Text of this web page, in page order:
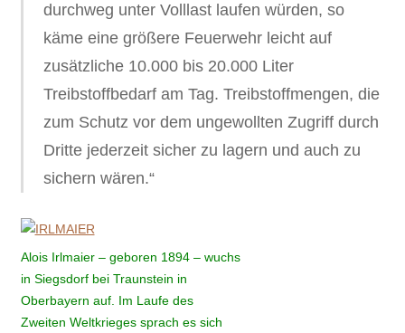
durchweg unter Volllast laufen würden, so
käme eine größere Feuerwehr leicht auf
zusätzliche 10.000 bis 20.000 Liter
Treibstoffbedarf am Tag. Treibstoffmengen, die
zum Schutz vor dem ungewollten Zugriff durch
Dritte jederzeit sicher zu lagern und auch zu
sichern wären.“
Alois Irlmaier – geboren 1894 – wuchs
in Siegsdorf bei Traunstein in
Oberbayern auf. Im Laufe des
Zweiten Weltkrieges sprach es sich